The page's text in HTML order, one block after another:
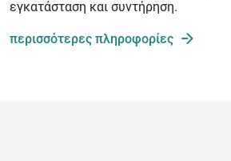
εγκατάσταση και συντήρηση.
περισσότερες πληροφορίες